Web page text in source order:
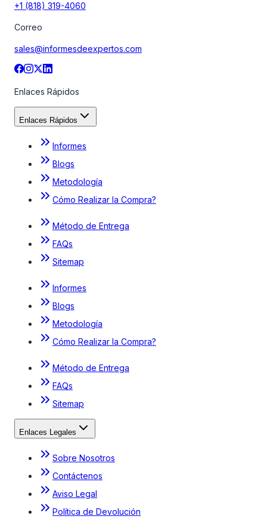
+1 (818) 319-4060
Correo
sales@informesdeexpertos.com
Enlaces Rápidos
Enlaces Rápidos
Informes
Blogs
Metodología
Cómo Realizar la Compra?
Método de Entrega
FAQs
Sitemap
Informes
Blogs
Metodología
Cómo Realizar la Compra?
Método de Entrega
FAQs
Sitemap
Enlaces Legales
Sobre Nosotros
Contáctenos
Aviso Legal
Política de Devolución